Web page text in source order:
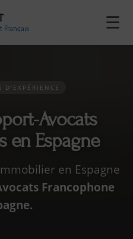
Français ☰
D'EXPÉRIENCE
Avocats
en Espagne
en Espagne
Francophone